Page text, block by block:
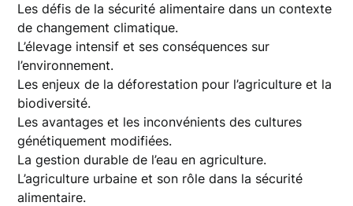
Les défis de la sécurité alimentaire dans un contexte
de changement climatique.
L’élevage intensif et ses conséquences sur
l’environnement.
Les enjeux de la déforestation pour l’agriculture et la
biodiversité.
Les avantages et les inconvénients des cultures
génétiquement modifiées.
La gestion durable de l’eau en agriculture.
L’agriculture urbaine et son rôle dans la sécurité
alimentaire.